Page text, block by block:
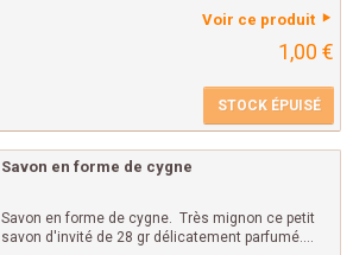
Voir ce produit
1,00 €
STOCK ÉPUISÉ
Savon en forme de cygne
Savon en forme de cygne. Très mignon ce petit
savon d'invité de 28 gr délicatement parfumé....